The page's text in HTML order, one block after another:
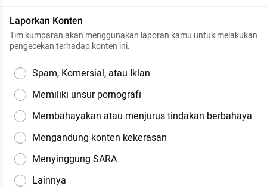
Laporkan Konten
Tim kumparan akan menggunakan laporan kamu untuk melakukan
pengecekan terhadap konten ini.
Spam, Komersial, atau Iklan
Memiliki unsur pornografi
Membahayakan atau menjurus tindakan berbahaya
Mengandung konten kekerasan
Menyinggung SARA
Lainnya